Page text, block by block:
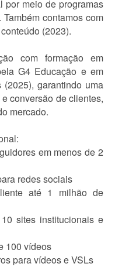
por meio de programas
contamos com
(2023).
com formação em
G4 Educação e em
garantindo uma
conversão de clientes,
mercado.
em menos de 2
redes sociais
até 1 milhão de
sites institucionais e
100 vídeos
para vídeos e VSLs